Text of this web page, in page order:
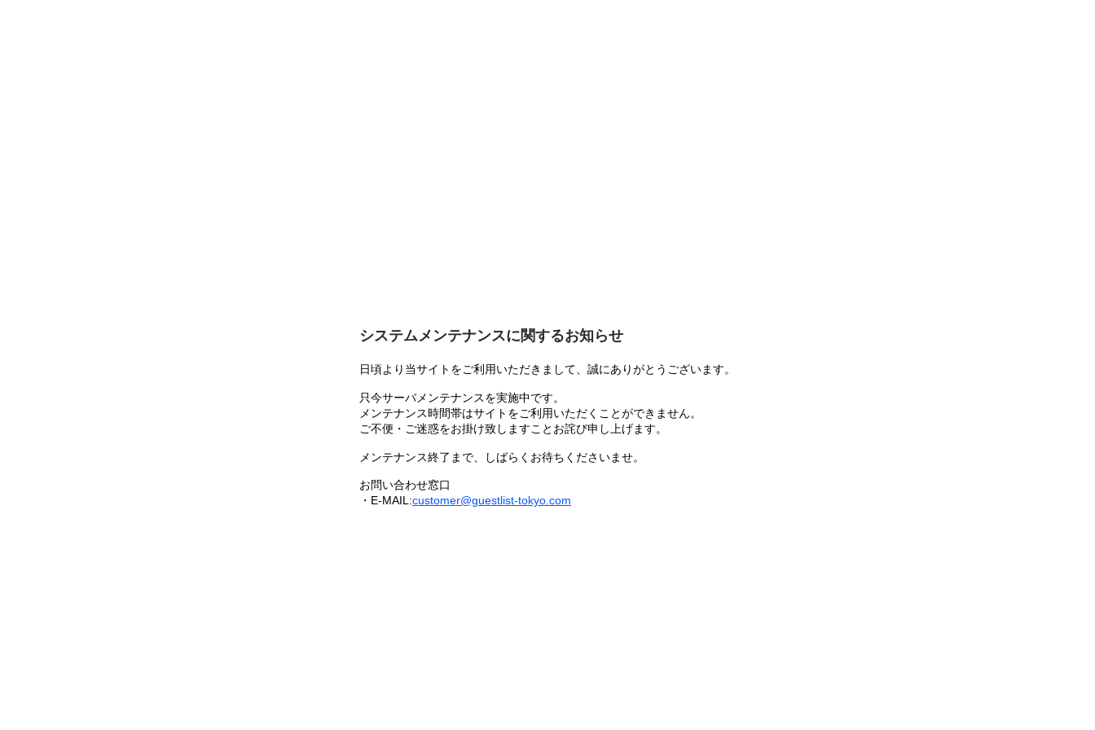
システムメンテナンスに関するお知らせ
日頃より当サイトをご利用いただきまして、誠にありがとうございます。
只今サーバメンテナンスを実施中です。
メンテナンス時間帯はサイトをご利用いただくことができません。
ご不便・ご迷惑をお掛け致しますことお詫び申し上げます。
メンテナンス終了まで、しばらくお待ちくださいませ。
お問い合わせ窓口
・E-MAIL:customer@guestlist-tokyo.com